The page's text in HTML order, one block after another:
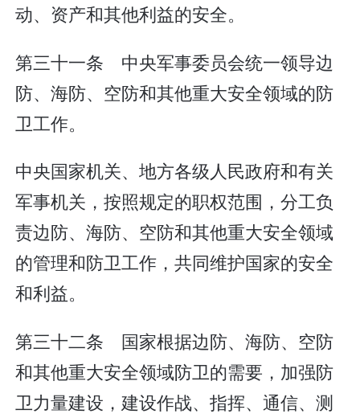
动、资产和其他利益的安全。
第三十一条 中央军事委员会统一领导边
防、海防、空防和其他重大安全领域的防
卫工作。
中央国家机关、地方各级人民政府和有关
军事机关，按照规定的职权范围，分工负
责边防、海防、空防和其他重大安全领域
的管理和防卫工作，共同维护国家的安全
和利益。
第三十二条 国家根据边防、海防、空防
和其他重大安全领域防卫的需要，加强防
卫力量建设，建设作战、指挥、通信、测